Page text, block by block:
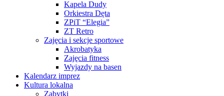
Kapela Dudy
Orkiestra Dęta
ZPiT “Elegia”
ZT Retro
Zajęcia i sekcje sportowe
Akrobatyka
Zajęcia fitness
Wyjazdy na basen
Kalendarz imprez
Kultura lokalna
Zabytki